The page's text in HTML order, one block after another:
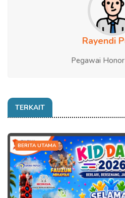
Rayendi
Pegawai
TERKAIT
BERITA UTAMA